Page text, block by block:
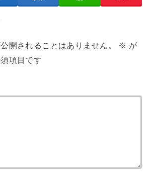
開されることはありません。 ※ が
項目です